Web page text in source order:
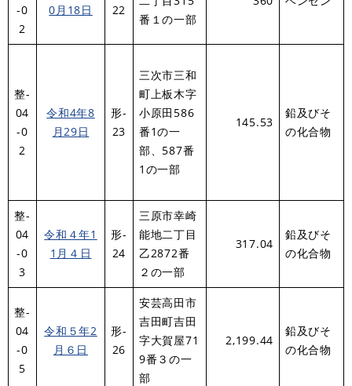
-0
2
0月18日
22
番１の一部
整-
04
-0
2
令和4年8
月29日
形-
23
三次市三和
町上板木字
小原田586
番1の一
部、587番
1の一部
145.53
鉛及びそ
の化合物
整-
04
-0
3
令和４年1
1月４日
形-
24
三原市幸崎
能地二丁目
乙2872番
２の一部
317.04
鉛及びそ
の化合物
整-
04
-0
5
令和５年2
月６日
形-
26
安芸高田市
吉田町吉田
字大賀屋71
9番３の一
部
2,199.44
鉛及びそ
の化合物